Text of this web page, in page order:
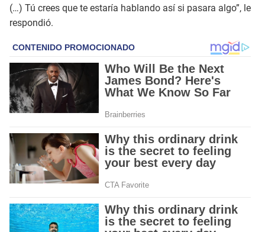
(…) Tú crees que te estaría hablando así si pasara algo”, le
respondió.